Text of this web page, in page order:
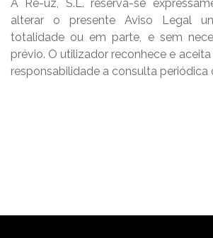
A Re-uz, S.L. reserva-se
alterar o presente Aviso Legal
totalidade ou em parte, e sem
prévio. O utilizador reconhece e
responsabilidade a consulta periódica